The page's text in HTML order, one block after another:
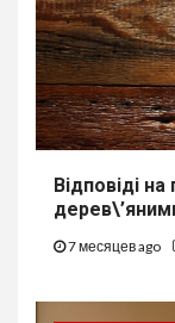
Відповіді
7 месяцев ago